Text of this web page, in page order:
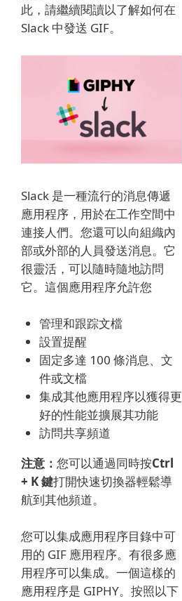
此，請繼續閱讀以了解如何在
Slack 中發送 GIF。
Slack 是一種流行的消息傳遞
應用程序，用於在工作空間中
連接人們。 您還可以向組織內
部或外部的人員發送消息。 它
很靈活，可以隨時隨地訪問
它。 這個應用程序允許您
管理和跟踪文檔
設置提醒
固定多達 100 條消息、文
件或文檔
集成其他應用程序以獲得更
好的性能並擴展其功能
訪問共享頻道
注意： 您可以通過同時按Ctrl
+ K鍵打開快速切換器輕鬆導
航到其他頻道。
您可以集成應用程序目錄中可
用的 GIF 應用程序。 有很多應
用程序可以集成。 一個這樣的
應用程序是 GIPHY。 按照以下